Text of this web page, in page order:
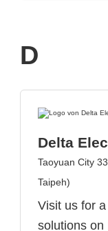
D
Delta
Taoyuan City
Taipeh)
Visit us for
solutions on